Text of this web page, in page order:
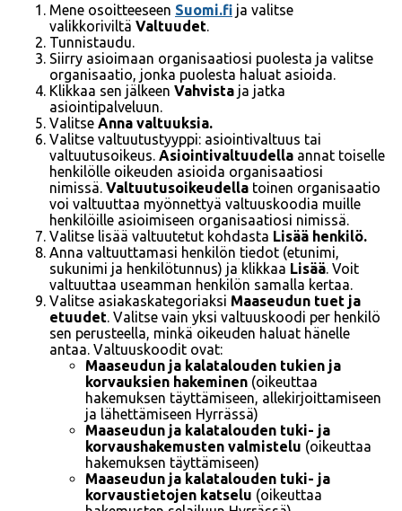
Mene osoitteeseen Suomi.fi ja valitse
valikkoriviltä Valtuudet
Tunnistaudu.
Siirry asioimaan organisaatiosi puolesta ja valitse
organisaatio, jonka puolesta haluat asioida.
Klikkaa sen jälkeen Vahvista ja jatka
asiointipalveluun.
Valitse Anna valtuuksia.
Valitse valtuutustyyppi: asiointivaltuus tai
valtuutusoikeus. Asiointivaltuudella annat toiselle
henkilölle oikeuden asioida organisaatiosi
nimissä. Valtuutusoikeudella toinen organisaatio
voi valtuuttaa myönnettyä valtuuskoodia muille
henkilöille asioimiseen organisaatiosi nimissä.
Valitse lisää valtuutetut kohdasta Lisää henkilö.
Anna valtuuttamasi henkilön tiedot (etunimi,
sukunimi ja henkilötunnus) ja klikkaa Lisää . Voit
valtuuttaa useamman henkilön samalla kertaa.
Valitse asiakaskategoriaksi Maaseudun tuet ja
etuudet . Valitse vain yksi valtuuskoodi per henkilö
sen perusteella, minkä oikeuden haluat hänelle
antaa. Valtuuskoodit ovat:
Maaseudun ja kalatalouden tukien ja
korvauksien hakeminen (oikeuttaa
hakemuksen täyttämiseen, allekirjoittamiseen
ja lähettämiseen Hyrrässä)
Maaseudun ja kalatalouden tuki- ja
korvaushakemusten valmistelu (oikeuttaa
hakemuksen täyttämiseen)
Maaseudun ja kalatalouden tuki- ja
korvaustietojen katselu (oikeuttaa